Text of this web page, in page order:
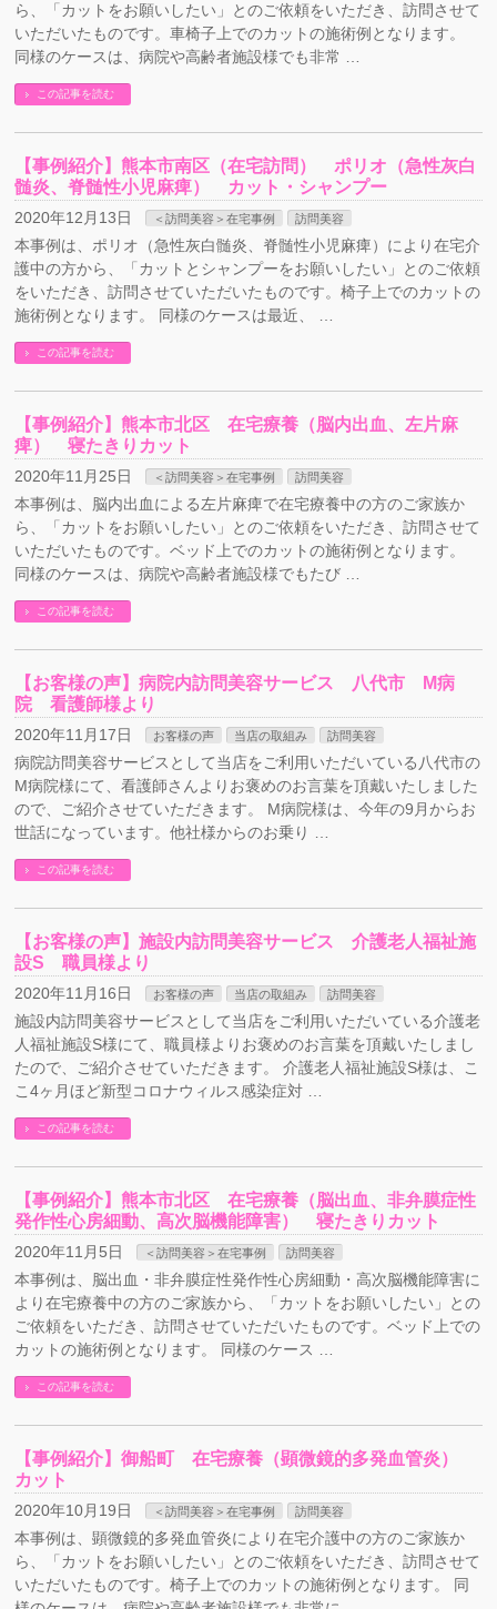
ら、「カットをお願いしたい」とのご依頼をいただき、訪問させて
いただいたものです。車椅子上でのカットの施術例となります。
同様のケースは、病院や高齢者施設様でも非常 …
この記事を読む
【事例紹介】熊本市南区（在宅訪問） ポリオ（急性灰白
髄炎、脊髄性小児麻痺） カット・シャンプー
2020年12月13日 ＜訪問美容＞在宅事例 訪問美容
本事例は、ポリオ（急性灰白髄炎、脊髄性小児麻痺）により在宅介
護中の方から、「カットとシャンプーをお願いしたい」とのご依頼
をいただき、訪問させていただいたものです。椅子上でのカットの
施術例となります。 同様のケースは最近、 …
この記事を読む
【事例紹介】熊本市北区 在宅療養（脳内出血、左片麻
痺） 寝たきりカット
2020年11月25日 ＜訪問美容＞在宅事例 訪問美容
本事例は、脳内出血による左片麻痺で在宅療養中の方のご家族か
ら、「カットをお願いしたい」とのご依頼をいただき、訪問させて
いただいたものです。ベッド上でのカットの施術例となります。
同様のケースは、病院や高齢者施設様でもたび …
この記事を読む
【お客様の声】病院内訪問美容サービス 八代市 M病
院 看護師様より
2020年11月17日 お客様の声 当店の取組み 訪問美容
病院訪問美容サービスとして当店をご利用いただいている八代市の
M病院様にて、看護師さんよりお褒めのお言葉を頂戴いたしました
ので、ご紹介させていただきます。 M病院様は、今年の9月からお
世話になっています。他社様からのお乗り …
この記事を読む
【お客様の声】施設内訪問美容サービス 介護老人福祉施
設S 職員様より
2020年11月16日 お客様の声 当店の取組み 訪問美容
施設内訪問美容サービスとして当店をご利用いただいている介護老
人福祉施設S様にて、職員様よりお褒めのお言葉を頂戴いたしまし
たので、ご紹介させていただきます。 介護老人福祉施設S様は、こ
こ4ヶ月ほど新型コロナウィルス感染症対 …
この記事を読む
【事例紹介】熊本市北区 在宅療養（脳出血、非弁膜症性
発作性心房細動、高次脳機能障害） 寝たきりカット
2020年11月5日 ＜訪問美容＞在宅事例 訪問美容
本事例は、脳出血・非弁膜症性発作性心房細動・高次脳機能障害に
より在宅療養中の方のご家族から、「カットをお願いしたい」との
ご依頼をいただき、訪問させていただいたものです。ベッド上での
カットの施術例となります。 同様のケース …
この記事を読む
【事例紹介】御船町 在宅療養（顕微鏡的多発血管炎）
カット
2020年10月19日 ＜訪問美容＞在宅事例 訪問美容
本事例は、顕微鏡的多発血管炎により在宅介護中の方のご家族か
ら、「カットをお願いしたい」とのご依頼をいただき、訪問させて
いただいたものです。椅子上でのカットの施術例となります。 同